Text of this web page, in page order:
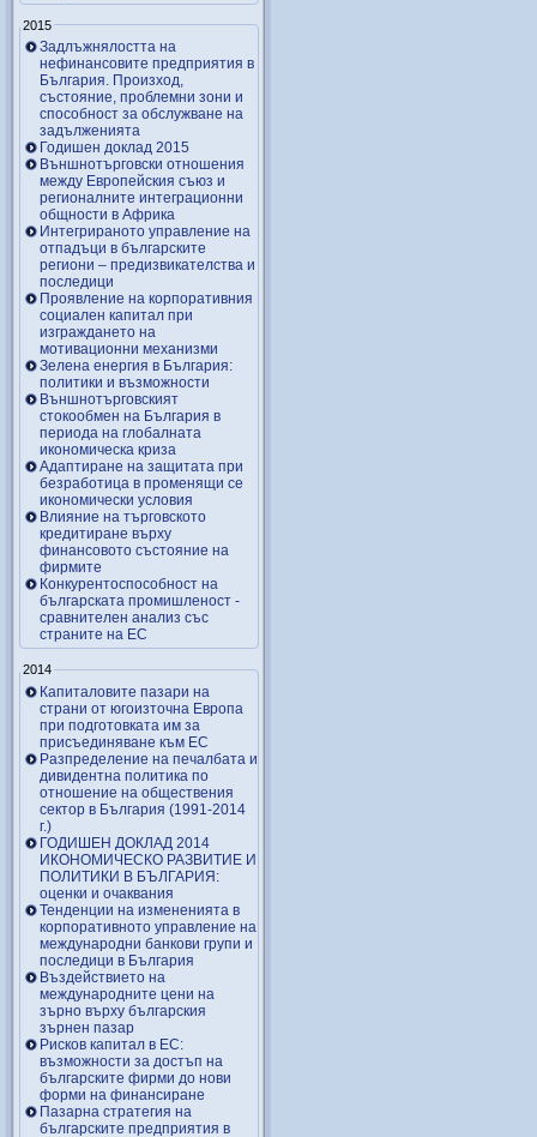
2015
Задлъжнялостта на
нефинансовите предприятия в
България. Произход,
състояние, проблемни зони и
способност за обслужване на
задълженията
Годишен доклад 2015
Външнотърговски отношения
между Европейския съюз и
регионалните интеграционни
общности в Африка
Интегрираното управление на
отпадъци в българските
региони – предизвикателства и
последици
Проявление на корпоративния
социален капитал при
изграждането на
мотивационни механизми
Зелена енергия в България:
политики и възможности
Външнотърговският
стокообмен на България в
периода на глобалната
икономическа криза
Адаптиране на защитата при
безработица в променящи се
икономически условия
Влияние на търговското
кредитиране върху
финансовото състояние на
фирмите
Конкурентоспособност на
българската промишленост -
сравнителен анализ със
страните на ЕС
2014
Капиталовите пазари на
страни от югоизточна Европа
при подготовката им за
присъединяване към ЕС
Разпределение на печалбата и
дивидентна политика по
отношение на обществения
сектор в България (1991-2014
г.)
ГОДИШЕН ДОКЛАД 2014
ИКОНОМИЧЕСКО РАЗВИТИЕ И
ПОЛИТИКИ В БЪЛГАРИЯ:
оценки и очаквания
Тенденции на измененията в
корпоративното управление на
международни банкови групи и
последици в България
Въздействието на
международните цени на
зърно върху българския
зърнен пазар
Рисков капитал в ЕС:
възможности за достъп на
българските фирми до нови
форми на финансиране
Пазарна стратегия на
българските предприятия в